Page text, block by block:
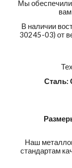
Мы обеспечили
В наличии
30245-03) от
Сталь:
Наш
стандартам